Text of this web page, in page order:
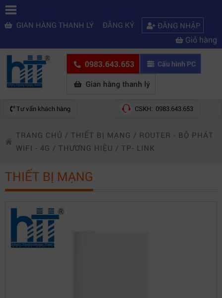
GIAN HÀNG THANH LÝ ĐĂNG KÝ ĐĂNG NHẬP
Giỏ hàng
0983.643.653 Cấu hình PC
Gian hàng thanh lý
Tư vấn khách hàng CSKH: 0983.643.653
TRANG CHỦ / THIẾT BỊ MẠNG / ROUTER - BỘ PHÁT
WIFI - 4G / THƯƠNG HIỆU / TP- LINK
THIẾT BỊ MẠNG